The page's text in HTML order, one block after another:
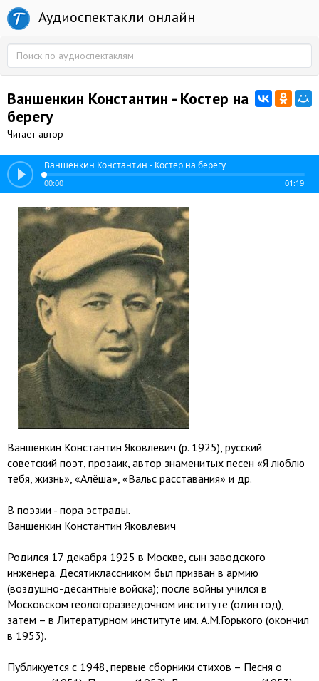
Аудиоспектакли онлайн
Ваншенкин Константин - Костер на
берегу
Читает автор
Ваншенкин Константин - Костер на берегу
00:00 01:19
Ваншенкин Константин Яковлевич (р. 1925), русский
советский поэт, прозаик, автор знаменитых песен «Я люблю
тебя, жизнь», «Алёша», «Вальс расставания» и др.
В поэзии - пора эстрады.
Ваншенкин Константин Яковлевич
Родился 17 декабря 1925 в Москве, сын заводского
инженера. Десятиклассником был призван в армию
(воздушно-десантные войска); после войны учился в
Московском геологоразведочном институте (один год),
затем – в Литературном институте им. А.М.Горького (окончил
в 1953).
Публикуется с 1948, первые сборники стихов – Песня о